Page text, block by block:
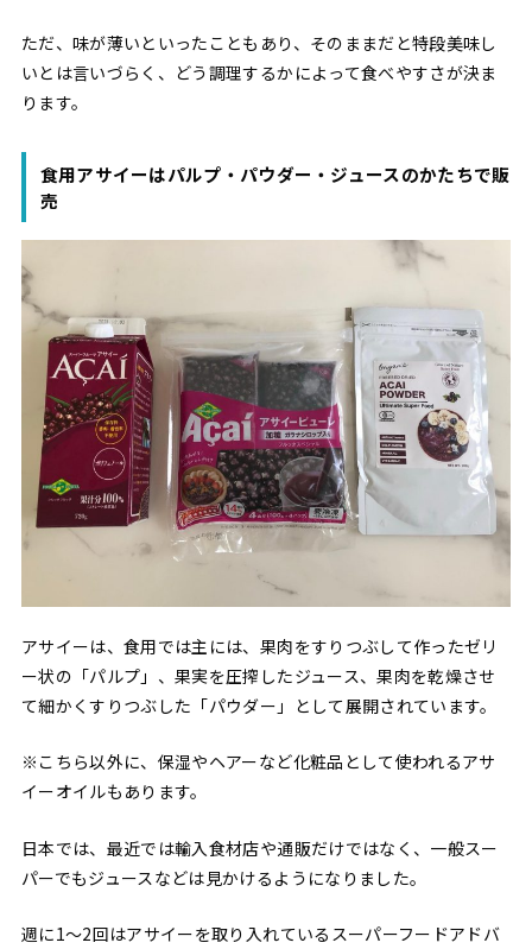
ただ、味が薄いといったこともあり、そのままだと特段美味し
いとは言いづらく、どう調理するかによって食べやすさが決ま
ります。
食用アサイーはパルプ・パウダー・ジュースのかたちで販
売
アサイーは、食用では主には、果肉をすりつぶして作ったゼリ
ー状の「パルプ」、果実を圧搾したジュース、果肉を乾燥させ
て細かくすりつぶした「パウダー」として展開されています。
※こちら以外に、保湿やヘアーなど化粧品として使われるアサ
イーオイルもあります。
日本では、最近では輸入食材店や通販だけではなく、一般スー
パーでもジュースなどは見かけるようになりました。
週に1〜2回はアサイーを取り入れているスーパーフードアドバ